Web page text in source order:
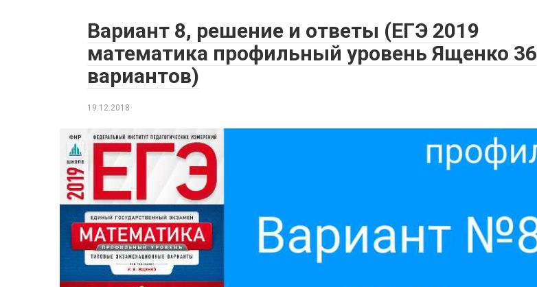
Вариант 8, решение и ответы (ЕГЭ 2019
математика профильный уровень Ященко 36
вариантов)
19.12.2018